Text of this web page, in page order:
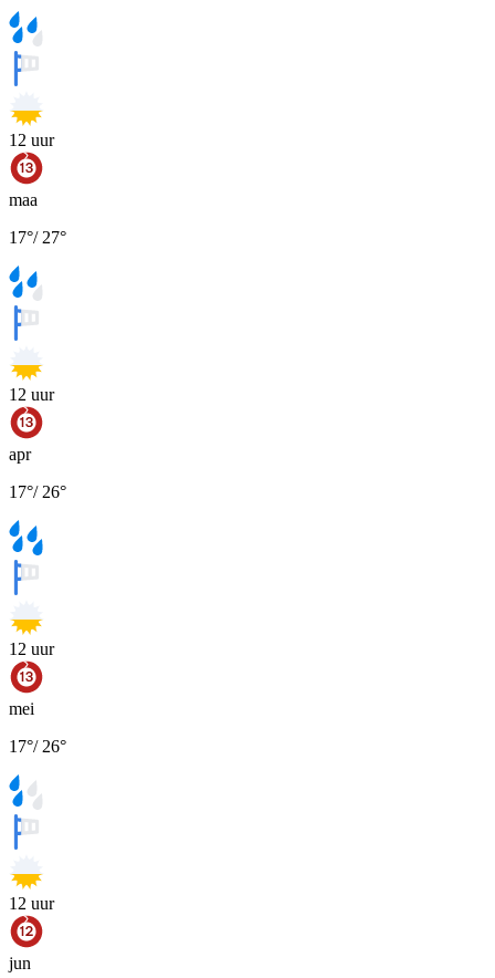
12 uur
maa
17°/ 27°
12 uur
apr
17°/ 26°
12 uur
mei
17°/ 26°
12 uur
jun